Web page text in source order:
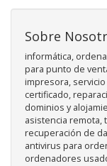
Sobre
informática,
para punto de
impresora,
certificado,
dominios y
asistencia remota,
recuperación de
antivirus para
ordenadores